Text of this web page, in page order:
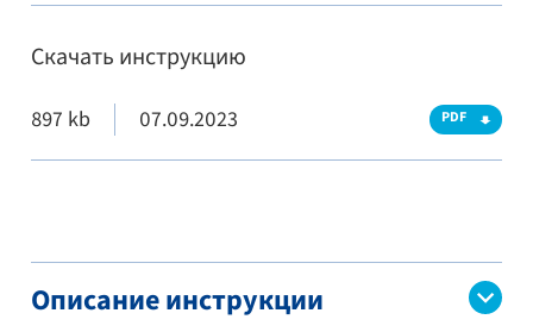
Скачать инструкцию
897 kb 07.09.2023 PDF
Описание инструкции